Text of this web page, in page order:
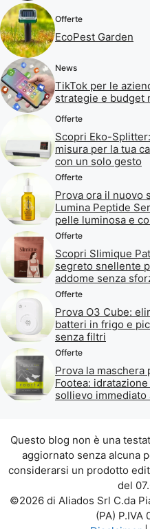
Offerte
EcoPest Garden
News
TikTok per le
strategie e budget
Offerte
Scopri Eko-
misura per la tua
con un solo gesto
Offerte
Prova ora il nuovo
Lumina Peptide
pelle luminosa e
Offerte
Scopri Slimique
segreto snellente
addome senza
Offerte
Prova O3 Cube:
batteri in frigo e
senza filtri
Offerte
Prova la maschera
Footea:
sollievo immediato
Questo blog non è una
aggiornato senza alcuna
considerarsi un prodotto
del
©2026 di Aliados Srl C.da
(PA) P.IVA